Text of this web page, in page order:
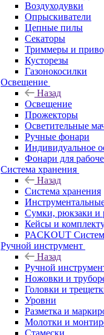
Воздуходувки
Опрыскиватели
Цепные пилы
Секаторы
Триммеры и
Кусторезы
Газонокосилки
Освещение
Назад
Освещение
Прожекторы
Осветительные
Ручные фонари
Индивидуальное
Фонари для
Система хранения
Назад
Система хранения
Сумки, рюкзаки и
Кейсы и
PACKOUT
Ручной инструмент
Назад
Ручной
Ножовки и
Головки и
Уровни
Разметка и
Молотки и
Стамески